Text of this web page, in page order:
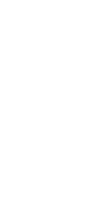
heinzen.com